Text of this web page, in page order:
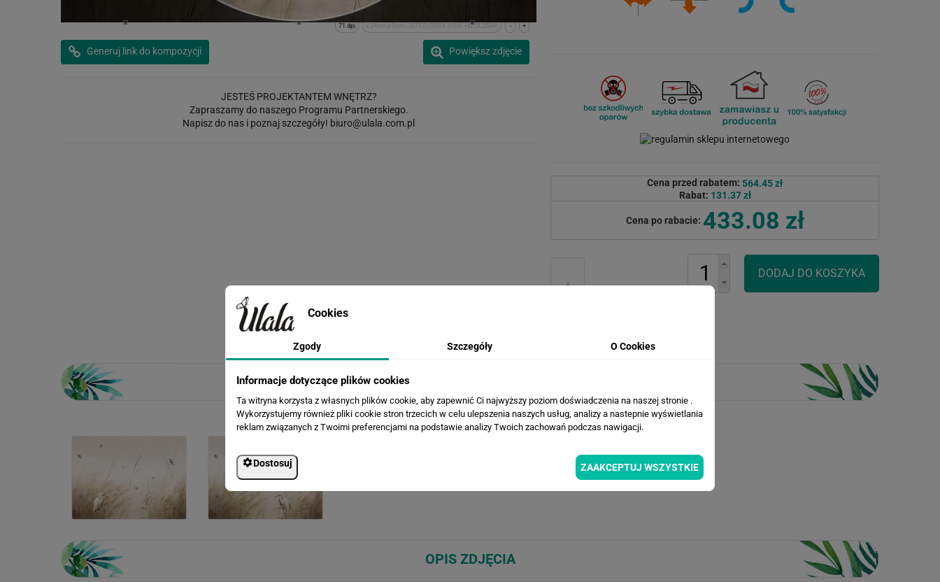
+
-
x:24cm y:0cm | (673,0) (3584,3584) (4258,3584)
71 dpi
Powiększ zdjęcie
Generuj link do kompozycji
JESTEŚ PROJEKTANTEM WNĘTRZ?
Zapraszamy do naszego Programu Partnerskiego.
Napisz do nas i poznaj szczegóły! biuro@ulala.com.pl
Cena przed rabatem: 564.45 zł
Rabat: 131.37 zł
Cena po rabacie: 433.08 zł
WERSJE KOLORYSTYCZNE
OPIS ZDJĘCIA
Cookies
Zgody Szczegóły O Cookies
Informacje dotyczące plików cookies
Ta witryna korzysta z własnych plików cookie, aby zapewnić Ci najwyższy poziom doświadczenia na naszej stronie .
Wykorzystujemy również pliki cookie stron trzecich w celu ulepszenia naszych usług, analizy a nastepnie wyświetlania
reklam związanych z Twoimi preferencjami na podstawie analizy Twoich zachowań podczas nawigacji.
Dostosuj ZAAKCEPTUJ WSZYSTKIE